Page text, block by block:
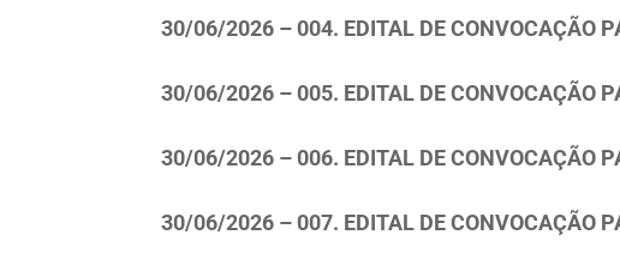
30/06/2026 – 004. EDITAL DE CONVOCAÇÃO
30/06/2026 – 005. EDITAL DE CONVOCAÇÃO
30/06/2026 – 006. EDITAL DE CONVOCAÇÃO
30/06/2026 – 007. EDITAL DE CONVOCAÇÃO